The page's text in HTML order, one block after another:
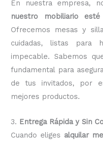
En nuestra empresa,
nuestro mobiliario
Ofrecemos mesas y
cuidadas, listas para
impecable. Sabemos
fundamental para
de tus invitados, por
mejores productos.
3. Entrega Rápida y Sin
Cuando eliges alquilar